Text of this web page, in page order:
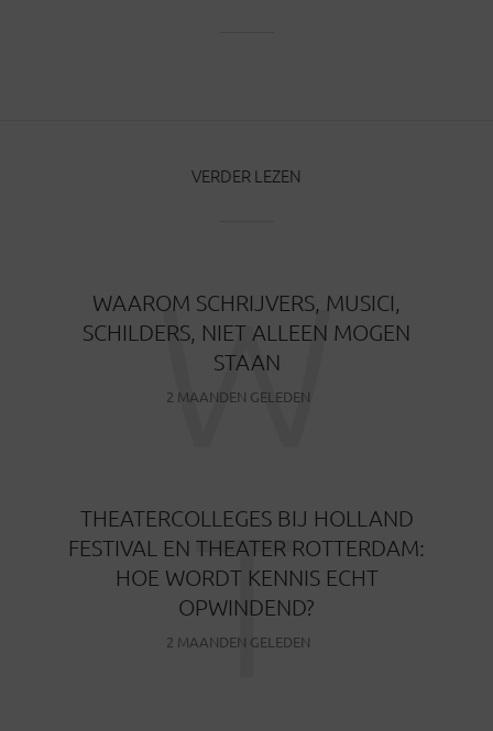
VERDER LEZEN
WAAROM SCHRIJVERS, MUSICI,
SCHILDERS, NIET ALLEEN MOGEN
STAAN
2 MAANDEN GELEDEN
W
THEATERCOLLEGES BIJ HOLLAND
FESTIVAL EN THEATER ROTTERDAM:
HOE WORDT KENNIS ECHT
OPWINDEND?
2 MAANDEN GELEDEN
T